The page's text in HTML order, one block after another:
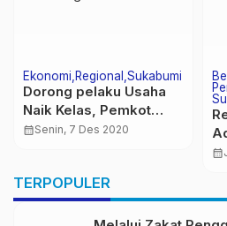
Ekonomi Regional Sukabumi
Dorong pelaku Usaha
Naik Kelas, Pemkot
Sukabumi Fasilitasi
calendar_monthSenin, 7 Des 2020
calendar_month
TERPOPULER